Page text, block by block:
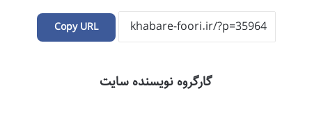
Copy URL
گارگروه نویسنده سایت